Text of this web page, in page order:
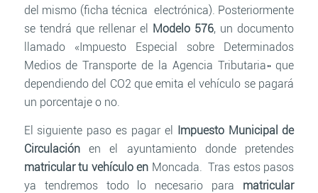
del mismo (ficha técnica electrónica). Posteriormente
se tendrá que rellenar el
Modelo 576, un documento
llamado «Impuesto Especial sobre Determinados
Medios de Transporte de la Agencia Tributaria» que
dependiendo del CO2 que emita el vehículo se pagará
un porcentaje o no.
El siguiente paso es pagar el
Impuesto Municipal de
Circulaciónen el ayuntamiento donde pretendes
matricular tu vehículo en Moncada. Tras estos pasos
ya tendremos todo lo necesario para matricular